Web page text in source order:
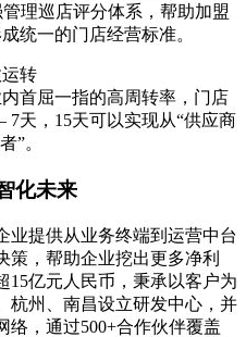
理巡店评分体系，帮助加盟
统一的门店经营标准。
转
首屈一指的高周转率，门店
7天，15天可以实现从“供应商
”。
化未来
业提供从业务终端到运营中台
策，帮助企业挖出更多净利
15亿元人民币，秉承以客户为
杭州、南昌设立研发中心，并
络，通过500+合作伙伴覆盖